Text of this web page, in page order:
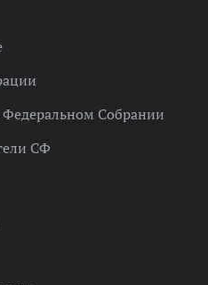
Федеральном Собрании
СФ